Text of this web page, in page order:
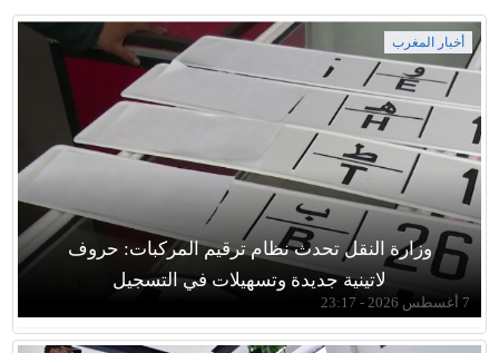
أخبار المغرب
وزارة النقل تحدث نظام ترقيم المركبات: حروف
لاتينية جديدة وتسهيلات في التسجيل
7 أغسطس 2026 - 23:17